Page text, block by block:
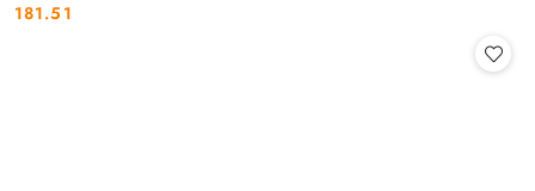
Cena:
181.51